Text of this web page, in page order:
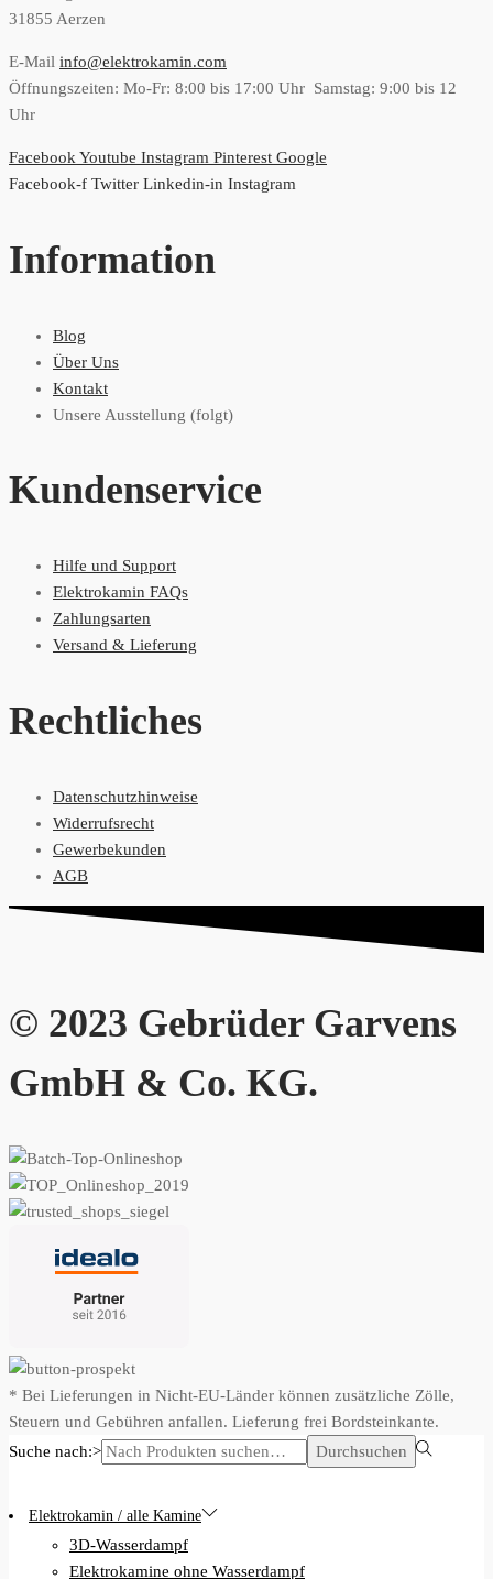
31855 Aerzen
E-Mail info@elektrokamin.com
Öffnungszeiten: Mo-Fr: 8:00 bis 17:00 Uhr Samstag: 9:00 bis 12
Uhr
Facebook Youtube Instagram Pinterest Google
Facebook-f Twitter Linkedin-in Instagram
Information
Blog
Über Uns
Kontakt
Unsere Ausstellung (folgt)
Kundenservice
Hilfe und Support
Elektrokamin FAQs
Zahlungsarten
Versand & Lieferung
Rechtliches
Datenschutzhinweise
Widerrufsrecht
Gewerbekunden
AGB
© 2023 Gebrüder Garvens
GmbH & Co. KG.
* Bei Lieferungen in Nicht-EU-Länder können zusätzliche Zölle,
Steuern und Gebühren anfallen. Lieferung frei Bordsteinkante.
Suche nach:>
Durchsuchen
Elektrokamin / alle Kamine
3D-Wasserdampf
Elektrokamine ohne Wasserdampf